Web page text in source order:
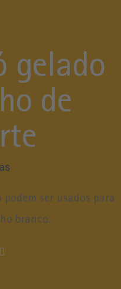
gelado
de
ser usados para
branco.
